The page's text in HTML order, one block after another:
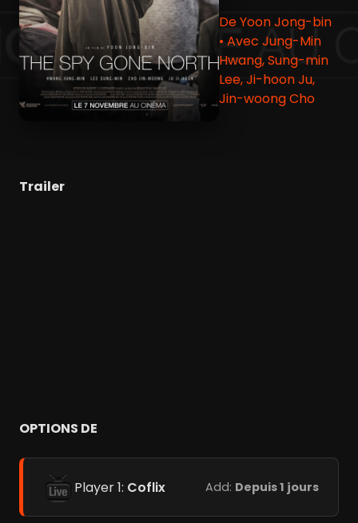
De Yoon Jong-bin
• Avec Jung-Min
Hwang, Sung-min
Lee, Ji-hoon Ju,
Jin-woong Cho
Trailer
OPTIONS DE
Player 1: Coflix Add: Depuis 1 jours